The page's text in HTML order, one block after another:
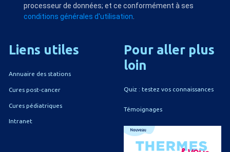
processeur de données; et ce conformément à ses
conditions générales d'utilisation.
Liens utiles
Annuaire des stations
Cures post-cancer
Cures pédiatriques
Intranet
Pour aller plus
loin
Quiz : testez vos connaissances
Témoignages